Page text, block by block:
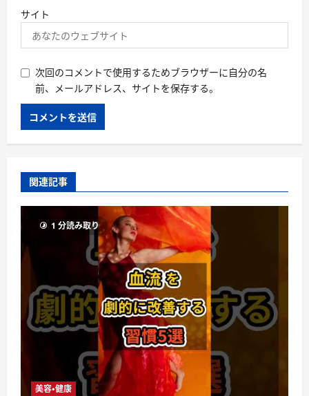
サイト
次回のコメントで使用するためブラウザーに自分の名
前、メールアドレス、サイトを保存する。
関連記事
1 分読み取り
美容・健康